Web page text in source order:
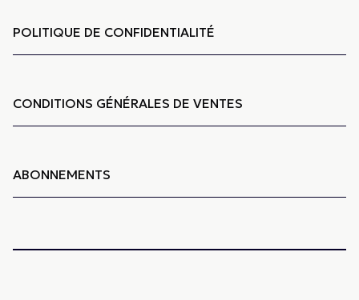
POLITIQUE DE CONFIDENTIALITÉ
CONDITIONS GÉNÉRALES DE VENTES
ABONNEMENTS